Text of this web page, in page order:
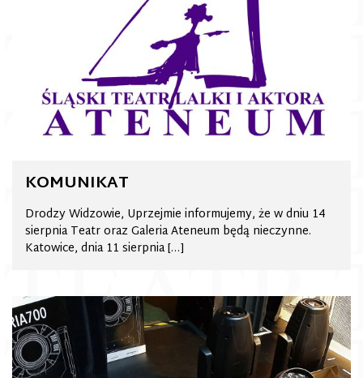
KOMUNIKAT
Drodzy Widzowie, Uprzejmie informujemy, że w dniu 14
sierpnia Teatr oraz Galeria Ateneum będą nieczynne.
Katowice, dnia 11 sierpnia […]